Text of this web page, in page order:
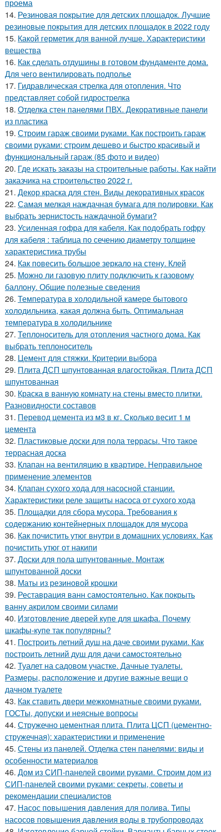
проема
14. Резиновая покрытие для детских площадок. Лучшие
резиновые покрытия для детских площадок в 2022 году
15. Какой герметик для ванной лучше. Характеристики
вещества
16. Как сделать отдушины в готовом фундаменте дома.
Для чего вентилировать подполье
17. Гидравлическая стрелка для отопления. Что
представляет собой гидрострелка
18. Отделка стен панелями ПВХ. Декоративные панели
из пластика
19. Строим гараж своими руками. Как построить гараж
своими руками: строим дешево и быстро красивый и
функциональный гараж (85 фото и видео)
20. Где искать заказы на строительные работы. Как найти
заказчика на строительство 2022 г.
21. Декор краска для стен. Виды декоративных красок
22. Самая мелкая наждачная бумага для полировки. Как
выбрать зернистость наждачной бумаги?
23. Усиленная гофра для кабеля. Как подобрать гофру
для кабеля : таблица по сечению диаметру толщине
характеристика трубы
24. Как повесить большое зеркало на стену. Клей
25. Можно ли газовую плиту подключить к газовому
баллону. Общие полезные сведения
26. Температура в холодильной камере бытового
холодильника, какая должна быть. Оптимальная
температура в холодильнике
27. Теплоноситель для отопления частного дома. Как
выбрать теплоноситель
28. Цемент для стяжки. Критерии выбора
29. Плита ДСП шпунтованная влагостойкая. Плита ДСП
шпунтованная
30. Краска в ванную комнату на стены вместо плитки.
Разновидности составов
31. Перевод цемента из м3 в кг. Сколько весит 1 м
цемента
32. Пластиковые доски для пола террасы. Что такое
террасная доска
33. Клапан на вентиляцию в квартире. Неправильное
применение элементов
34. Клапан сухого хода для насосной станции.
Характеристики реле защиты насоса от сухого хода
35. Площадки для сбора мусора. Требования к
содержанию контейнерных площадок для мусора
36. Как почистить утюг внутри в домашних условиях. Как
почистить утюг от накипи
37. Доски для пола шпунтованные. Монтаж
шпунтованной доски
38. Маты из резиновой крошки
39. Реставрация ванн самостоятельно. Как покрыть
ванну акрилом своими силами
40. Изготовление дверей купе для шкафа. Почему
шкафы-купе так популярны?
41. Построить летний душ на даче своими руками. Как
построить летний душ для дачи самостоятельно
42. Туалет на садовом участке. Дачные туалеты.
Размеры, расположение и другие важные вещи о
дачном туалете
43. Как ставить двери межкомнатные своими руками.
ГОСТы, допуски и неясные вопросы
44. Стружечно цементная плита. Плита ЦСП (цементно-
стружечная): характеристики и применение
45. Стены из панелей. Отделка стен панелями: виды и
особенности материалов
46. Дом из СИП-панелей своими руками. Строим дом из
СИП-панелей своими руками: секреты, советы и
рекомендации специалистов
47. Насос повышения давления для полива. Типы
насосов повышения давления воды в трубопроводах